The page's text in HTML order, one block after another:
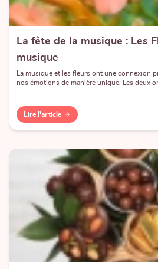
La fête de la musique : Les
musique
La musique et les fleurs ont une connexion
nos émotions de manière unique. Les deux
Lire l'article